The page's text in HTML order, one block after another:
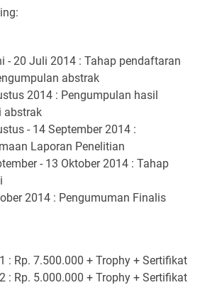
- 20 Juli 2014 : Tahap pendaftaran
abstrak
2014 : Pengumpulan hasil
abstrak
- 14 September 2014 :
Laporan Penelitian
- 13 Oktober 2014 : Tahap
2014 : Pengumuman Finalis
: Rp. 7.500.000 + Trophy + Sertifikat
: Rp. 5.000.000 + Trophy + Sertifikat